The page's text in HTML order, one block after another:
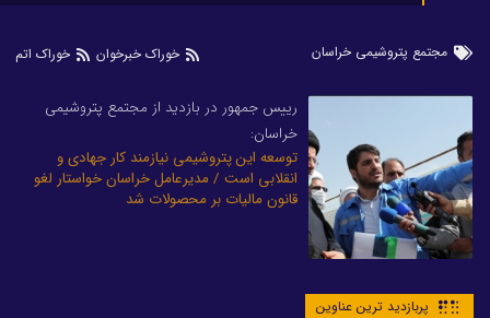
مجتمع پتروشیمی خراسان خوراک خبرخوان خوراک اتم
رییس جمهور در بازدید از مجتمع پتروشیمی
خراسان:
توسعه این پتروشیمی نیازمند کار جهادی و
انقلابی است / مدیرعامل خراسان خواستار لغو
قانون مالیات بر محصولات شد
پربازدید ترین عناوین